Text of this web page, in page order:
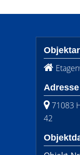
Adresse
71083
42